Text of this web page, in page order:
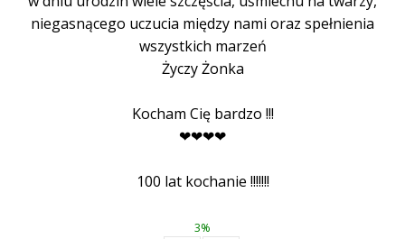
niegasnącego uczucia między nami oraz spełnienia
wszystkich marzeń
Życzy Żonka
Kocham Cię bardzo !!!
❤❤❤❤
100 lat kochanie !!!!!!!
3%